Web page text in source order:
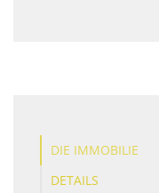
DIE IMMOBILIE
DETAILS